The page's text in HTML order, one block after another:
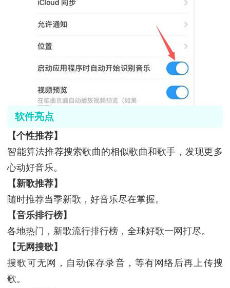
软件亮点
【个性推荐】
智能算法推荐搜索歌曲的相似歌曲和歌手，发现更多
心动好音乐。
【新歌推荐】
随时推荐当季新歌，好音乐尽在掌握。
【音乐排行榜】
各地热门，新歌流行排行榜，全球好歌一网打尽。
【无网搜歌】
搜歌可无网，自动保存录音，等有网络后再上传搜
歌。